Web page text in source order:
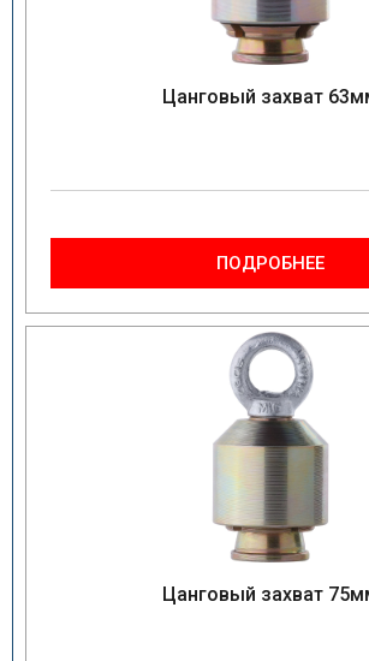
Цанговый захват
ПОДРОБНЕЕ
Цанговый захват